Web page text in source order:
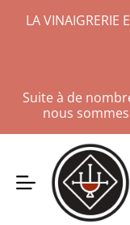
LA VINAIGRERIE
Suite à de
nous